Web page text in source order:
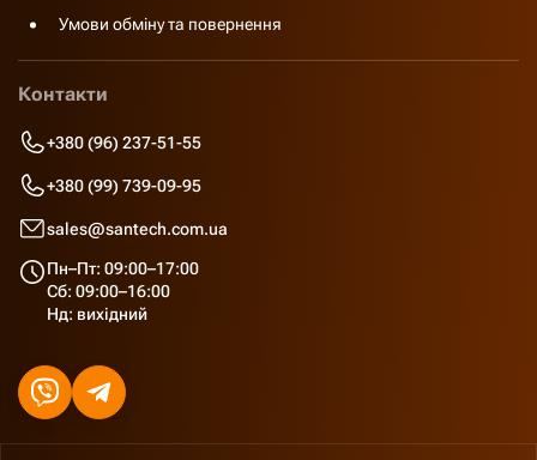
Умови обміну та повернення
Контакти
+380 (96) 237-51-55
+380 (99) 739-09-95
sales@santech.com.ua
Пн–Пт: 09:00–17:00
Сб: 09:00–16:00
Нд: вихідний